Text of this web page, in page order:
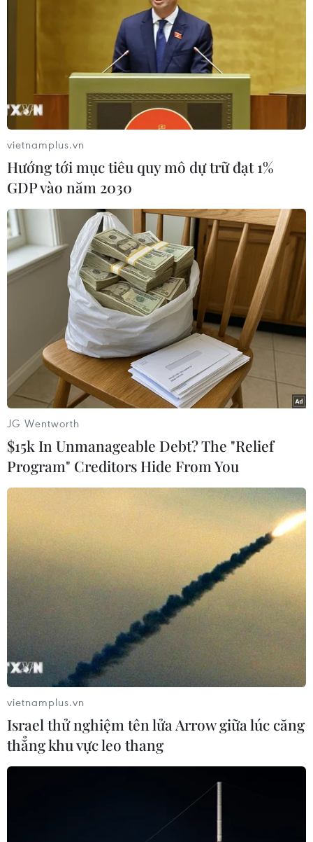
vietnamplus.vn
Hướng tới mục tiêu quy mô dự trữ đạt 1%
GDP vào năm 2030
JG Wentworth
$15k In Unmanageable Debt? The "Relief
Program" Creditors Hide From You
vietnamplus.vn
Israel thử nghiệm tên lửa Arrow giữa lúc căng
thẳng khu vực leo thang